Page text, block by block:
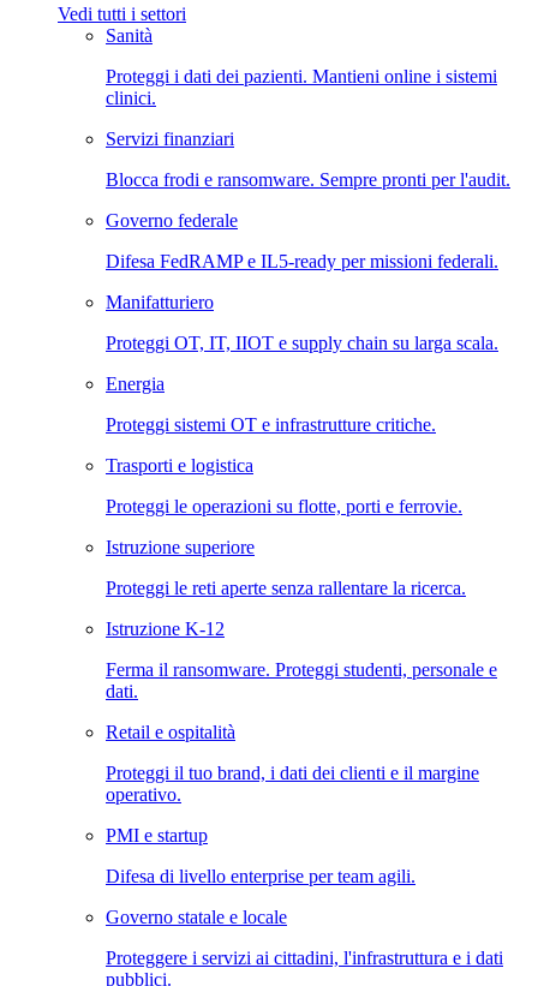
Vedi tutti i settori
Sanità
Proteggi i dati dei pazienti. Mantieni online i sistemi
clinici.
Servizi finanziari
Blocca frodi e ransomware. Sempre pronti per l'audit.
Governo federale
Difesa FedRAMP e IL5-ready per missioni federali.
Manifatturiero
Proteggi OT, IT, IIOT e supply chain su larga scala.
Energia
Proteggi sistemi OT e infrastrutture critiche.
Trasporti e logistica
Proteggi le operazioni su flotte, porti e ferrovie.
Istruzione superiore
Proteggi le reti aperte senza rallentare la ricerca.
Istruzione K-12
Ferma il ransomware. Proteggi studenti, personale e
dati.
Retail e ospitalità
Proteggi il tuo brand, i dati dei clienti e il margine
operativo.
PMI e startup
Difesa di livello enterprise per team agili.
Governo statale e locale
Proteggere i servizi ai cittadini, l'infrastruttura e i dati
pubblici.